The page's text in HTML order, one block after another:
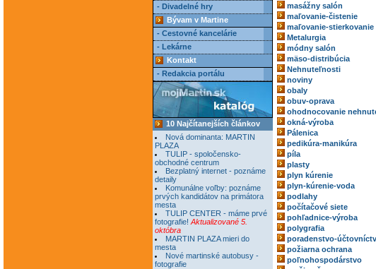
- Divadelné hry
Bývam v Martine
- Cestovné kancelárie
- Lekárne
Kontakt
- Redakcia portálu
10 Najčítanejších článkov
Nová dominanta: MARTIN
PLAZA
TULIP - spoločensko-
obchodné centrum
Bezplatný internet - poznáme
detaily
Komunálne voľby: poznáme
prvých kandidátov na primátora
mesta
TULIP CENTER - máme prvé
fotografie! Aktualizované 5.
októbra
MARTIN PLAZA mieri do
mesta
Nové martinské autobusy -
fotografie
masážny salón
maľovanie-čistenie
maľovanie-stierkovanie
Metalurgia
módny salón
mäso-distribúcia
Nehnuteľnosti
noviny
obaly
obuv-oprava
ohodnocovanie
okná-výroba
Pálenica
pedikúra-manikúra
píla
plasty
plyn kúrenie
plyn-kúrenie-voda
podlahy
počítačové siete
pohľadnice-výroba
polygrafia
poradenstvo-
požiarna ochrana
poľnohospodárstvo